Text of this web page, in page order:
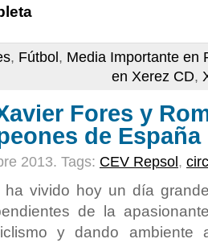
, Fútbol , Media Importante en
en Xerez CD,
Fores y
de España
2013. Tags: CEV Repsol ,
ha vivido hoy un día
de la
y dando